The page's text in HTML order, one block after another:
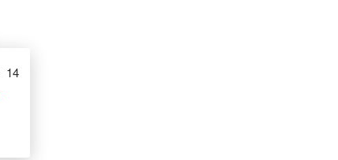
14